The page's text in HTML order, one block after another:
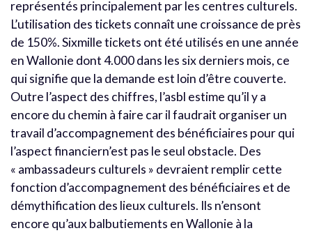
représentés principalement par les centres culturels.
L’utilisation des tickets connaît une croissance de près
de 150%. Sixmille tickets ont été utilisés en une année
en Wallonie dont 4.000 dans les six derniers mois, ce
qui signifie que la demande est loin d’être couverte.
Outre l’aspect des chiffres, l’asbl estime qu’il y a
encore du chemin à faire car il faudrait organiser un
travail d’accompagnement des bénéficiaires pour qui
l’aspect financiern’est pas le seul obstacle. Des
« ambassadeurs culturels » devraient remplir cette
fonction d’accompagnement des bénéficiaires et de
démythification des lieux culturels. Ils n’ensont
encore qu’aux balbutiements en Wallonie à la